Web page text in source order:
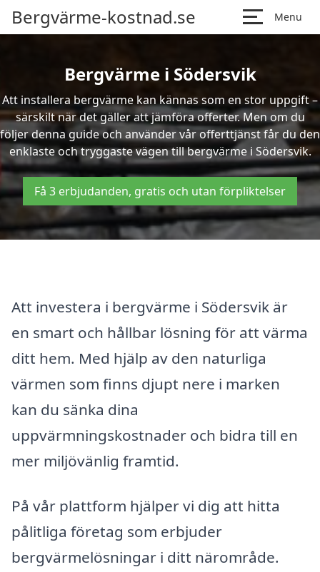
Bergvärme-kostnad.se Menu
Bergvärme i Södersvik
Att installera bergvärme kan kännas som en stor uppgift –
särskilt när det gäller att jämföra offerter. Men om du
följer denna guide och använder vår offerttjänst får du den
enklaste och tryggaste vägen till bergvärme i Södersvik.
Få 3 erbjudanden, gratis och utan förpliktelser
Att investera i bergvärme i Södersvik är
en smart och hållbar lösning för att värma
ditt hem. Med hjälp av den naturliga
värmen som finns djupt nere i marken
kan du sänka dina
uppvärmningskostnader och bidra till en
mer miljövänlig framtid.
På vår plattform hjälper vi dig att hitta
pålitliga företag som erbjuder
bergvärmelösningar i ditt närområde.